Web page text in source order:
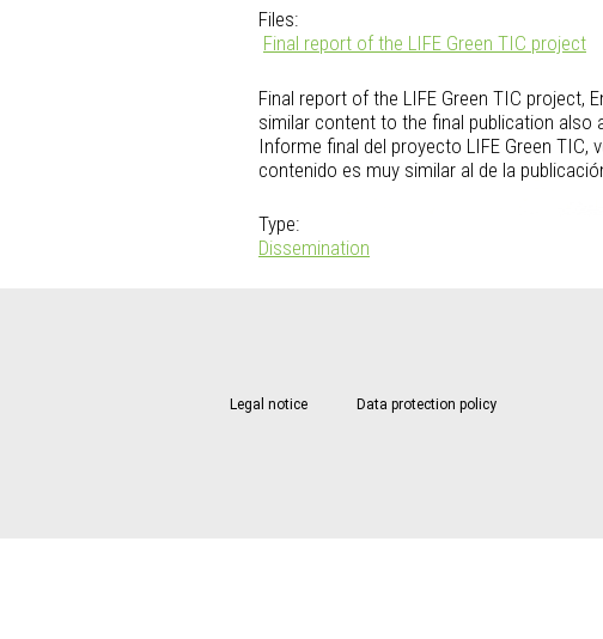
Files:
Final report of the LIFE Green TIC project
Final report of the LIFE Green TIC project,
similar content to the final publication also
Informe final del proyecto LIFE Green TIC,
contenido es muy similar al de la
Type:
Dissemination
Legal notice Data protection policy